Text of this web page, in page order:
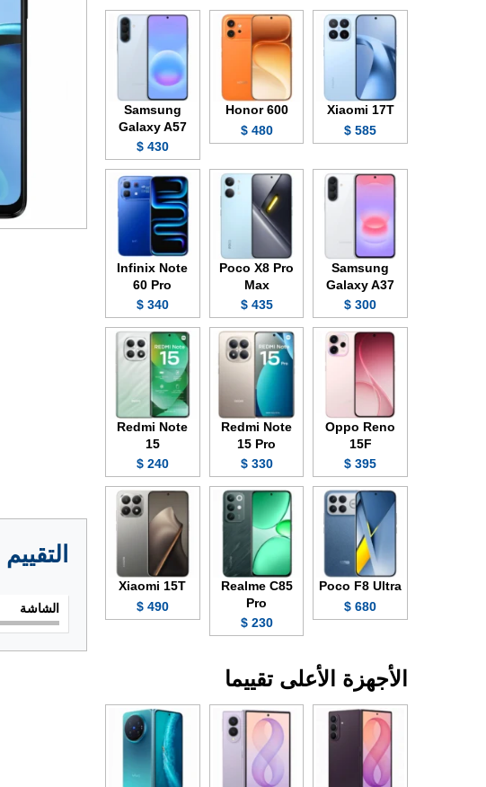
التقييم
الشاشة
Xiaomi 17T
585 $
Honor 600
480 $
Samsung
Galaxy A57
430 $
Samsung
Galaxy A37
300 $
Poco X8 Pro
Max
435 $
Infinix Note
60 Pro
340 $
Oppo Reno
15F
395 $
Redmi Note
15 Pro
330 $
Redmi Note
15
240 $
Poco F8 Ultra
680 $
Realme C85
Pro
230 $
Xiaomi 15T
490 $
الأجهزة الأعلى تقييما